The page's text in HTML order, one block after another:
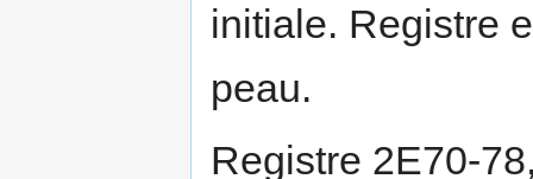
initiale. Registre
peau.
Registre 2E70-